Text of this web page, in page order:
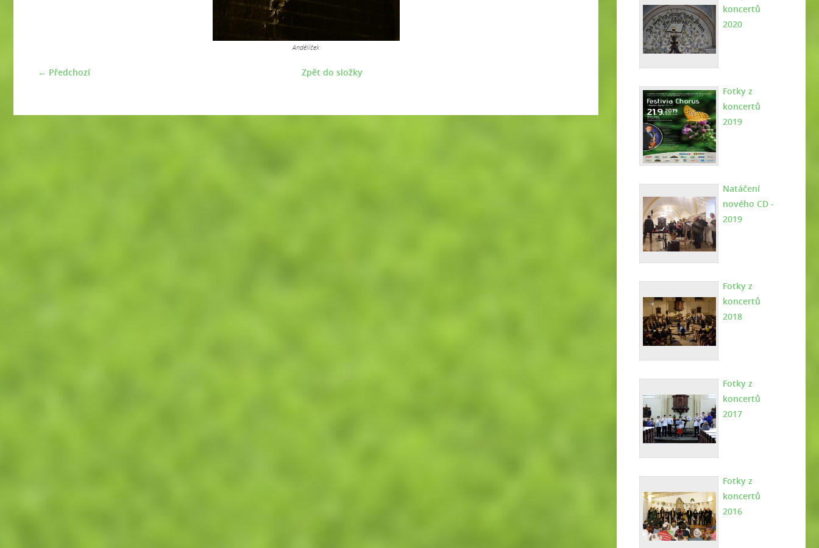
Andělíček
← Předchozí Zpět do složky
koncertů
2020
Fotky z
koncertů
2019
Natáčení
nového CD -
2019
Fotky z
koncertů
2018
Fotky z
koncertů
2017
Fotky z
koncertů
2016